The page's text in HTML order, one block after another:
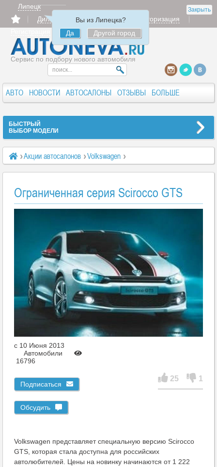
Закрыть
Липецк
Вы из Липецка?
Да
Другой город
Дилерам Продать
Авторизация
Сервис по подбору нового автомобиля
АВТО НОВОСТИ АВТОСАЛОНЫ ОТЗЫВЫ БОЛЬШЕ
БЫСТРЫЙ
ВЫБОР МОДЕЛИ
Акции автосалонов Volkswagen
Ограниченная серия Scirocco GTS
Ограниченная серия Scirocco GTS
c 10 Июня 2013
Автомобили
16796
Подписаться
Обсудить
25 1
Volkswagen представляет специальную версию Scirocco
GTS, которая стала доступна для российских
автолюбителей. Цены на новинку начинаются от 1 222